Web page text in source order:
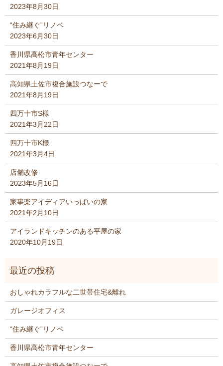
2023年8月30日
“住み継ぐ”リノベ
2023年6月30日
香川県高松市青年センター
2021年8月19日
高知県土佐市複合施設つなーで
2021年8月19日
四万十市S様
2021年3月22日
四万十市K様
2021年3月4日
店舗改修
2023年5月16日
家事楽アイディアいっぱいの家
2021年2月10日
アイランドキッチンのある平屋の家
2020年10月19日
おしゃれカラフルな二世帯住宅&離れ
ガレージオフィス
“住み継ぐ”リノベ
香川県高松市青年センター